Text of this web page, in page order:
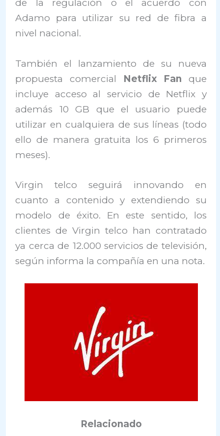
de la regulación o el acuerdo con
Adamo para utilizar su red de fibra a
nivel nacional.
También el lanzamiento de su nueva
propuesta comercial
Netflix Fan que
incluye acceso al servicio de Netflix y
además 10 GB que el usuario puede
utilizar en cualquiera de sus líneas (todo
ello de manera gratuita los 6 primeros
meses).
Virgin telco seguirá innovando en
cuanto a contenido y extendiendo su
modelo de éxito. En este sentido, los
clientes de Virgin telco han contratado
ya cerca de 12.000 servicios de televisión,
según informa la compañía en una nota.
Relacionado